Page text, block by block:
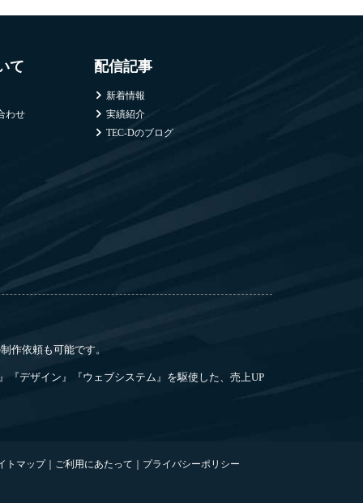
て
わせ
配信記事
新着情報
実績紹介
TEC-Dのブログ
作依頼も可能です。
『デザイン』『ウェブシステム』を駆使した、売上UP
トマップ｜ ご利用にあたって プライバシーポリシー